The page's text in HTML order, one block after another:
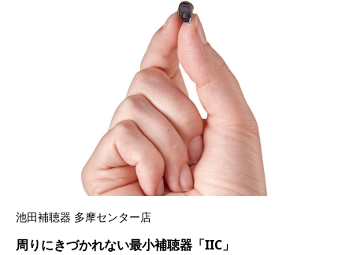
池田補聴器 多摩センター店
周りにきづかれない最小補聴器「IIC」